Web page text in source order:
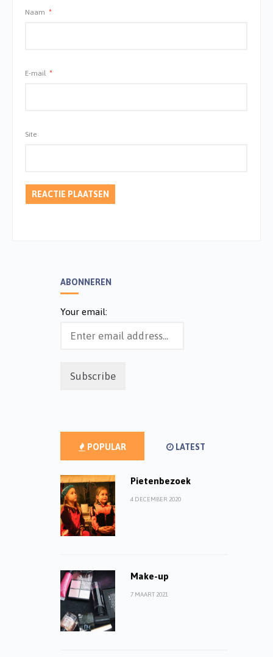
Naam *
E-mail *
Site
ABONNEREN
Your email:
POPULAR LATEST
Pietenbezoek
4 DECEMBER 2020
Make-up
7 MAART 2021